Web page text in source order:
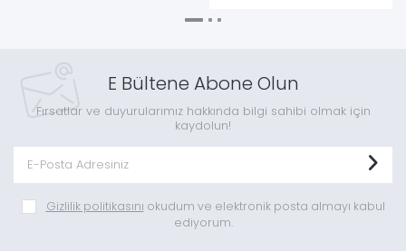
E Bültene Abone Olun
Fırsatlar ve duyurularımız hakkında bilgi sahibi olmak için
kaydolun!
Gizlilik politikasını okudum ve elektronik posta almayı kabul
ediyorum.